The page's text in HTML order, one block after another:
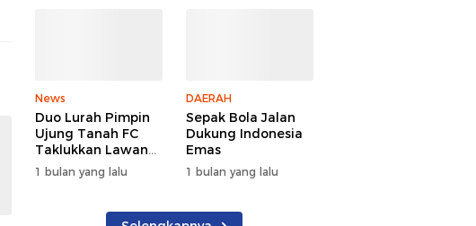
News
Duo Lurah Pimpin
Ujung Tanah FC
Taklukkan Lawan
dan Raih Gelar
1 bulan yang lalu
DAERAH
Sepak Bola Jalan
Dukung Indonesia
Emas
1 bulan yang lalu